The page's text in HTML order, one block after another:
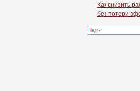
Как снизить
без потери